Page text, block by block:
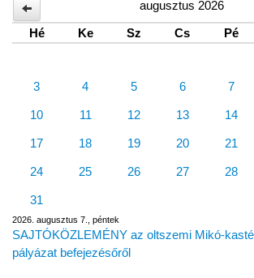
augusztus 2026
Hé
Ke Sz Cs Pé
3 4 5 6 7
10 11 12 13 14
17 18 19 20 21
24 25 26 27 28
31
2026. augusztus 7., péntek
SAJTÓKÖZLEMÉNY az oltszemi Mikó-
pályázat befejezésőről